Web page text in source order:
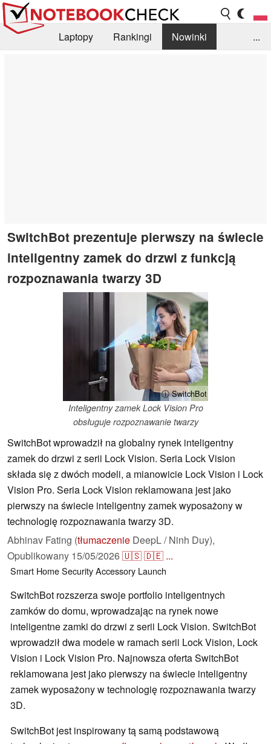
Laptopy Rankingi
Nowinki
...
SwitchBot prezentuje pierwszy na świecie
inteligentny zamek do drzwi z funkcją
rozpoznawania twarzy 3D
ⓘ SwitchBot
Inteligentny zamek Lock Vision Pro
obsługuje rozpoznawanie twarzy
SwitchBot wprowadził na globalny rynek inteligentny
zamek do drzwi z serii Lock Vision. Seria Lock Vision
składa się z dwóch modeli, a mianowicie Lock Vision i Lock
Vision Pro. Seria Lock Vision reklamowana jest jako
pierwszy na świecie inteligentny zamek wyposażony w
technologię rozpoznawania twarzy 3D.
Abhinav Fating (tłumaczenie DeepL / Ninh Duy),
Opublikowany 15/05/2026🇺🇸🇩🇪 ...
Smart HomeSecurityAccessory Launch
SwitchBot rozszerza swoje portfolio inteligentnych
zamków do domu, wprowadzając na rynek nowe
inteligentne zamki do drzwi z serii Lock Vision. SwitchBot
wprowadził dwa modele w ramach serii Lock Vision, Lock
Vision i Lock Vision Pro. Najnowsza oferta SwitchBot
reklamowana jest jako pierwszy na świecie inteligentny
zamek wyposażony w technologię rozpoznawania twarzy
3D.
SwitchBot jest inspirowany tą samą podstawową